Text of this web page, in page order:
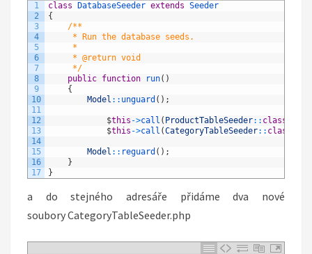
1
2
3
4
5
6
7
8
9
10
11
12
13
14
15
16
17
class DatabaseSeeder extends Seeder
{
/**
* Run the database seeds.
*
* @return void
*/
public function run( )
{
Model :: unguard ( ) ;
$this ->call ( ProductTableSeeder:: class
$this ->call (CategoryTableSeeder:: class
Model :: reguard ( ) ;
}
}
a do stejného adresáře přidáme dva nové
soubory CategoryTableSeeder.php